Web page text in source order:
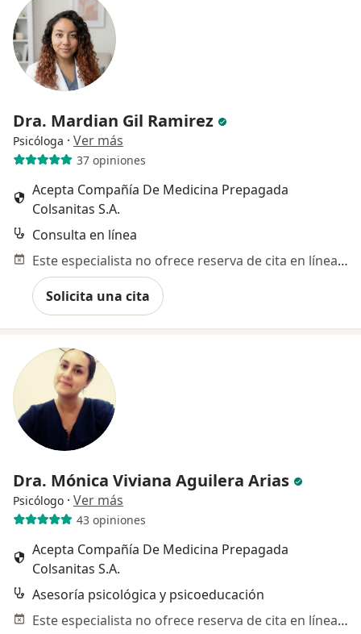
Dra. Mardian Gil Ramirez
Psicóloga · Ver más
37 opiniones
Acepta Compañía De Medicina Prepagada
Colsanitas S.A.
Consulta en línea
Este especialista no ofrece reserva de cita en línea en esta dirección.
Solicita una cita
Dra. Mónica Viviana Aguilera Arias
Psicólogo · Ver más
43 opiniones
Acepta Compañía De Medicina Prepagada
Colsanitas S.A.
Asesoría psicológica y psicoeducación
Este especialista no ofrece reserva de cita en línea en esta dirección.